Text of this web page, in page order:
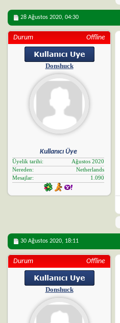
28 Ağustos 2020, 04:30
Durum Offline
Donshuck
Kullanıcı Üye
Üyelik tarihi
Ağustos 2020
Nereden
Netherlands
Mesajlar
1.090
30 Ağustos 2020, 18:11
Durum Offline
Donshuck